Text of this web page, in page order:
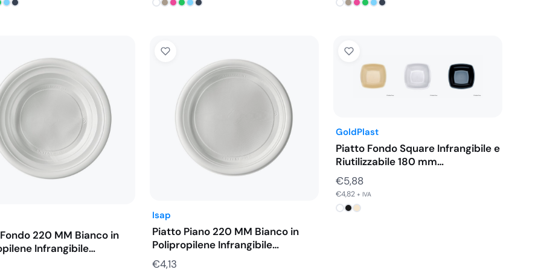
220 MM Bianco in
Infrangibile…
Isap
Piatto Piano 220 MM Bianco in
Polipropilene Infrangibile…
€4,13
GoldPlast
Piatto Fondo Square Infrangibile e
Riutilizzabile 180 mm…
€5,88
€4,82 + IVA